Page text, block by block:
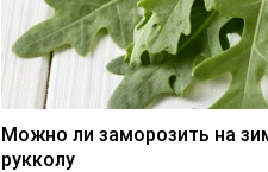
Можно ли заморозить на
рукколу